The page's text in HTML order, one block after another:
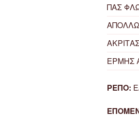
ΠΑΣ
ΕΡΜΗΣ
ΡΕΠΟ: